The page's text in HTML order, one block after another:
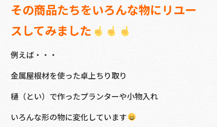
その商品たちをいろんな物にリユー
スしてみました
例えば・・・
金属屋根材を使った卓上ちり取り
樋（とい）で作ったプランターや小物入れ
いろんな形の物に変化しています